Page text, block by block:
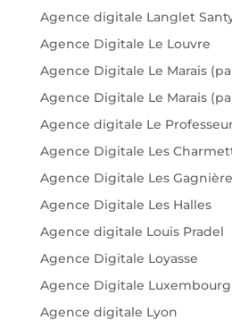
Agence digitale Langlet
Agence Digitale Le Louvre
Agence Digitale Le Marais
Agence Digitale Le Marais
Agence digitale Le
Agence Digitale Les
Agence Digitale Les
Agence Digitale Les Halles
Agence digitale Louis Pradel
Agence Digitale Loyasse
Agence Digitale Luxembourg
Agence digitale Lyon